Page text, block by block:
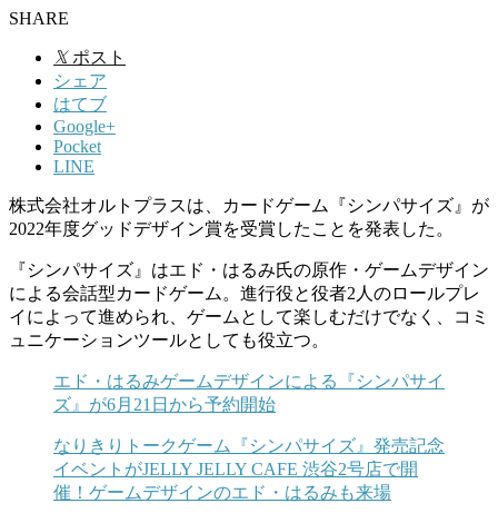
SHARE
𝕏 ポスト
シェア
はてブ
Google+
Pocket
LINE
株式会社オルトプラスは、カードゲーム『シンパサイズ』が
2022年度グッドデザイン賞を受賞したことを発表した。
『シンパサイズ』はエド・はるみ氏の原作・ゲームデザイン
による会話型カードゲーム。進行役と役者2人のロールプレ
イによって進められ、ゲームとして楽しむだけでなく、コミ
ュニケーションツールとしても役立つ。
エド・はるみゲームデザインによる『シンパサイ
ズ』が6月21日から予約開始
なりきりトークゲーム『シンパサイズ』発売記念
イベントがJELLY JELLY CAFE 渋谷2号店で開
催！ゲームデザインのエド・はるみも来場